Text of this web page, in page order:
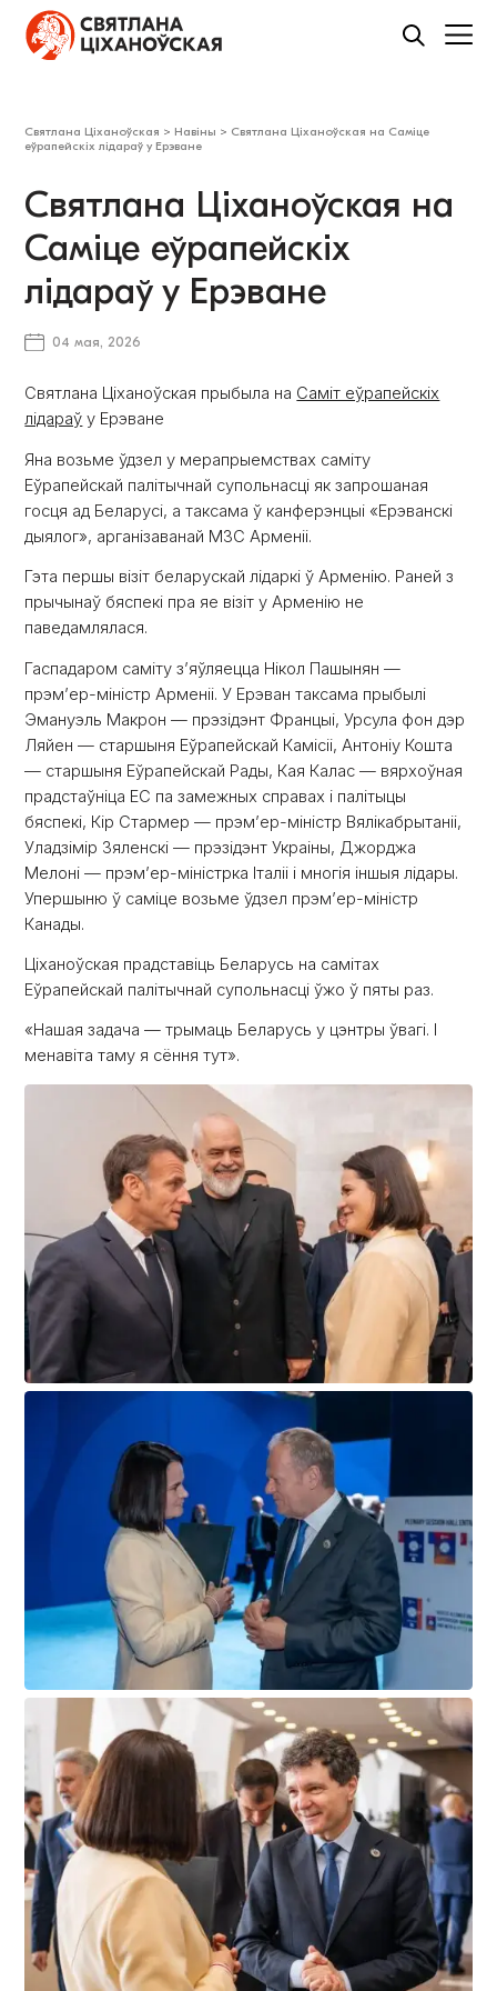
Святлана Ціханоўская > Навіны > Святлана Ціханоўская на Саміце
еўрапейскіх лідараў у Ерэване
Святлана Ціханоўская на
Саміце еўрапейскіх
лідараў у Ерэване
04 мая, 2026
Святлана Ціханоўская прыбыла на Саміт еўрапейскіх
лідараў у Ерэване
Яна возьме ўдзел у мерапрыемствах саміту
Еўрапейскай палітычнай супольнасці як запрошаная
госця ад Беларусі, а таксама ў канферэнцыі «Ерэванскі
дыялог», арганізаванай МЗС Арменіі.
Гэта першы візіт беларускай лідаркі ў Арменію. Раней з
прычынаў бяспекі пра яе візіт у Арменію не
паведамлялася.
Гаспадаром саміту з’яўляецца Нікол Пашынян —
прэм’ер-міністр Арменіі. У Ерэван таксама прыбылі
Эмануэль Макрон — прэзідэнт Францыі, Урсула фон дэр
Ляйен — старшыня Еўрапейскай Камісіі, Антоніу Кошта
— старшыня Еўрапейскай Рады, Кая Калас — вярхоўная
прадстаўніца ЕС па замежных справах і палітыцы
бяспекі, Кір Стармер — прэм’ер-міністр Вялікабрытаніі,
Уладзімір Зяленскі — прэзідэнт Украіны, Джорджа
Мелоні — прэм’ер-міністрка Італіі і многія іншыя лідары.
Упершыню ў саміце возьме ўдзел прэм’ер-міністр
Канады.
Ціханоўская прадставіць Беларусь на самітах
Еўрапейскай палітычнай супольнасці ўжо ў пяты раз.
«Нашая задача — трымаць Беларусь у цэнтры ўвагі. І
менавіта таму я сёння тут».